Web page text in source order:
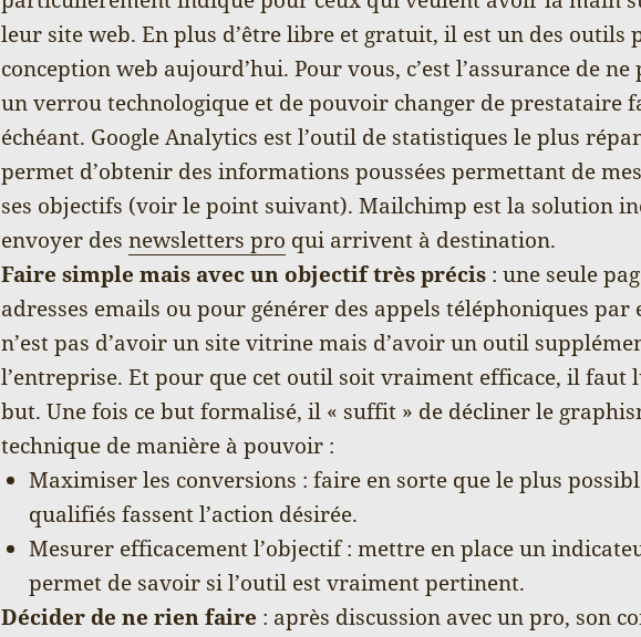
leur site web. En plus d’être libre et gratuit, il est un des outils
conception web aujourd’hui. Pour vous, c’est l’assurance de
un verrou technologique et de pouvoir changer de prestataire
échéant. Google Analytics est l’outil de statistiques le plus
permet d’obtenir des informations poussées permettant de
ses objectifs (voir le point suivant). Mailchimp est la solution
envoyer desnewsletters pro qui arrivent à destination.
Faire simple mais avec un objectif très précis : une seule
adresses emails ou pour générer des appels téléphoniques par
n’est pas d’avoir un site vitrine mais d’avoir un outil
l’entreprise. Et pour que cet outil soit vraiment efficace, il
but. Une fois ce but formalisé, il « suffit » de décliner le
technique de manière à pouvoir :
Maximiser les conversions : faire en sorte que le plus
qualifiés fassent l’action désirée.
Mesurer efficacement l’objectif : mettre en place un
permet de savoir si l’outil est vraiment pertinent.
Décider de ne rien faire : après discussion avec un pro, son